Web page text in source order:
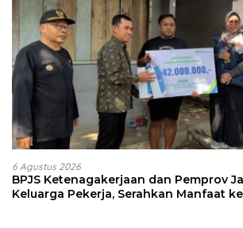
6 Agustus 2026
BPJS Ketenagakerjaan dan Pemprov
Keluarga Pekerja, Serahkan Manfaat